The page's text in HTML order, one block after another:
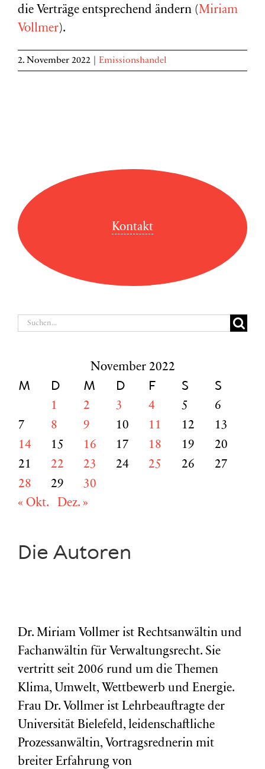
die Verträge entsprechend ändern (Miriam
Vollmer).
2. November 2022 Emissionshandel
Kontakt
Suche
November 2022
M D M D F S S
1 2 3 4 5
6
7
8 9 10 11 12
13
14
15 16 17 18 19
20
21
22 23 24 25 26
27
28
29
30
« Okt.
Dez. »
Die Autoren
Dr. Miriam Vollmer ist Rechtsanwältin und
Fachanwältin für Verwaltungsrecht. Sie
vertritt seit 2006 rund um die Themen
Klima, Umwelt, Wettbewerb und Energie.
Frau Dr. Vollmer ist Lehrbeauftragte der
Universität Bielefeld, leidenschaftliche
Prozessanwältin, Vortragsrednerin mit
breiter Erfahrung von